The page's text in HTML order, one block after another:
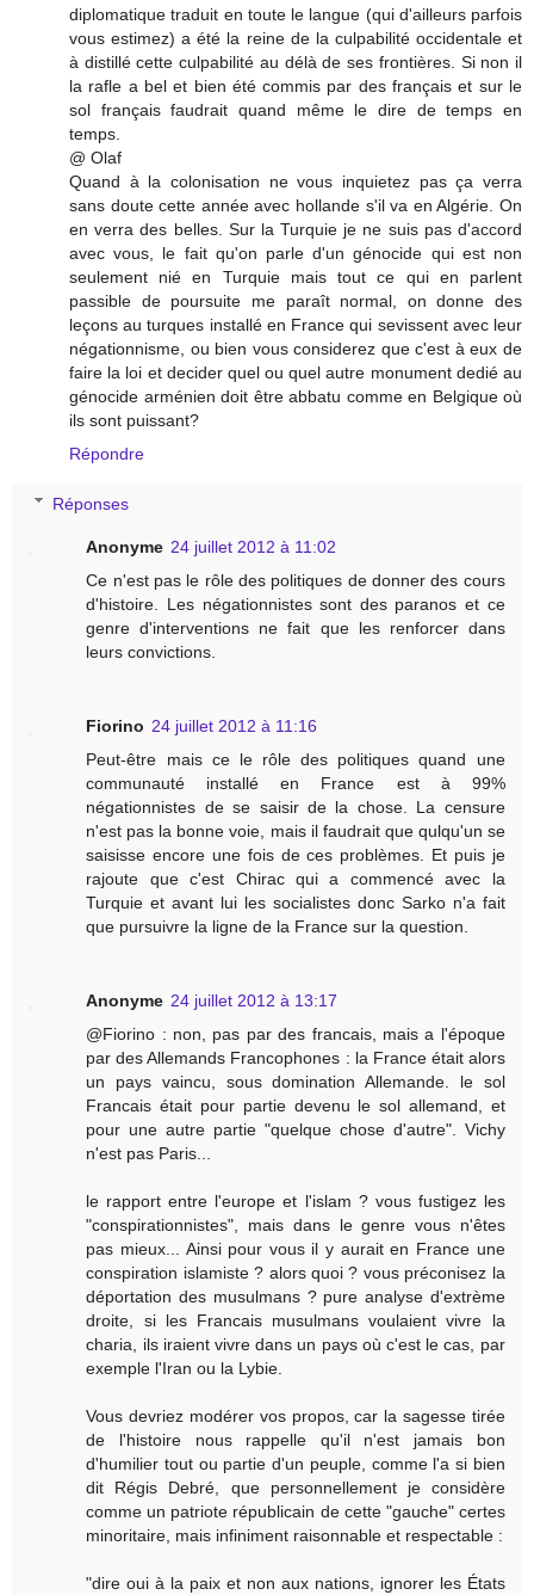
diplomatique traduit en toute le langue (qui d'ailleurs parfois
vous estimez) a été la reine de la culpabilité occidentale et
à distillé cette culpabilité au délà de ses frontières. Si non il
la rafle a bel et bien été commis par des français et sur le
sol français faudrait quand même le dire de temps en
temps.
@ Olaf
Quand à la colonisation ne vous inquietez pas ça verra
sans doute cette année avec hollande s'il va en Algérie. On
en verra des belles. Sur la Turquie je ne suis pas d'accord
avec vous, le fait qu'on parle d'un génocide qui est non
seulement nié en Turquie mais tout ce qui en parlent
passible de poursuite me paraît normal, on donne des
leçons au turques installé en France qui sevissent avec leur
négationnisme, ou bien vous considerez que c'est à eux de
faire la loi et decider quel ou quel autre monument dedié au
génocide arménien doit être abbatu comme en Belgique où
ils sont puissant?
Répondre
Réponses
Anonyme 24 juillet 2012 à 11:02
Ce n'est pas le rôle des politiques de donner des cours
d'histoire. Les négationnistes sont des paranos et ce
genre d'interventions ne fait que les renforcer dans
leurs convictions.
Fiorino 24 juillet 2012 à 11:16
Peut-être mais ce le rôle des politiques quand une
communauté installé en France est à 99%
négationnistes de se saisir de la chose. La censure
n'est pas la bonne voie, mais il faudrait que qulqu'un se
saisisse encore une fois de ces problèmes. Et puis je
rajoute que c'est Chirac qui a commencé avec la
Turquie et avant lui les socialistes donc Sarko n'a fait
que pursuivre la ligne de la France sur la question.
Anonyme 24 juillet 2012 à 13:17
@Fiorino : non, pas par des francais, mais a l'époque
par des Allemands Francophones : la France était alors
un pays vaincu, sous domination Allemande. le sol
Francais était pour partie devenu le sol allemand, et
pour une autre partie "quelque chose d'autre". Vichy
n'est pas Paris...
le rapport entre l'europe et l'islam ? vous fustigez les
"conspirationnistes", mais dans le genre vous n'êtes
pas mieux... Ainsi pour vous il y aurait en France une
conspiration islamiste ? alors quoi ? vous préconisez la
déportation des musulmans ? pure analyse d'extrème
droite, si les Francais musulmans voulaient vivre la
charia, ils iraient vivre dans un pays où c'est le cas, par
exemple l'Iran ou la Lybie.
Vous devriez modérer vos propos, car la sagesse tirée
de l'histoire nous rappelle qu'il n'est jamais bon
d'humilier tout ou partie d'un peuple, comme l'a si bien
dit Régis Debré, que personnellement je considère
comme un patriote républicain de cette "gauche" certes
minoritaire, mais infiniment raisonnable et respectable :
"dire oui à la paix et non aux nations, ignorer les États